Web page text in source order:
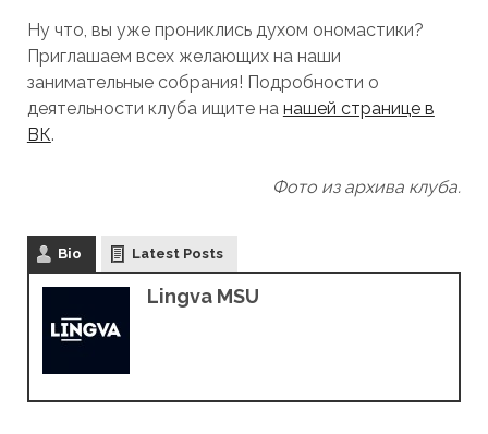
Ну что, вы уже прониклись духом ономастики?
Приглашаем всех желающих на наши
занимательные собрания! Подробности о
деятельности клуба ищите на нашей странице в
ВК.
Фото из архива клуба.
Bio Latest Posts
Lingva MSU